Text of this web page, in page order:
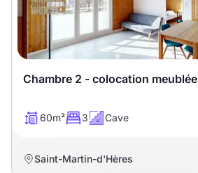
Chambre 2 - colocation meublée
60m² 3 Cave
Saint-Martin-d'Hères